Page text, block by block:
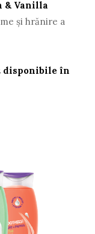
& Vanilla
şi hrănire a
disponibile în